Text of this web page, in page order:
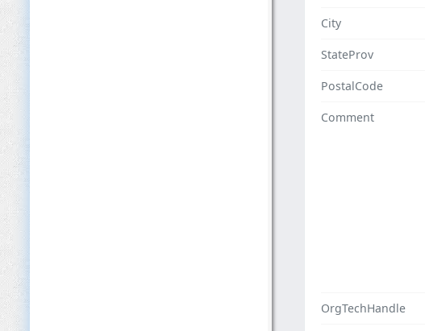
City
StateProv
PostalCode
Comment
OrgTechHandle